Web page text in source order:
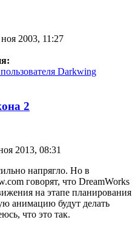
2003, 11:27
Darkwing
2
2013, 08:31
напрягло. Но в
говорят, что DreamWorks
на этапе планирования
анимацию будут делать
что это так.